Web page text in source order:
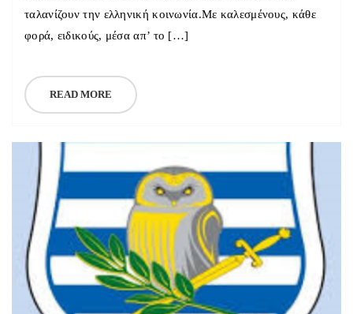
ταλανίζουν την ελληνική κοινωνία.Με καλεσμένους, κάθε
φορά, ειδικούς, μέσα απ’ το […]
READ MORE